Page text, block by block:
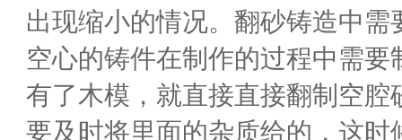
出现缩小的情况。翻砂铸造中
空心的铸件在制作的过程中需
有了木模，就直接直接翻制空
要及时将里面的杂质给的，这